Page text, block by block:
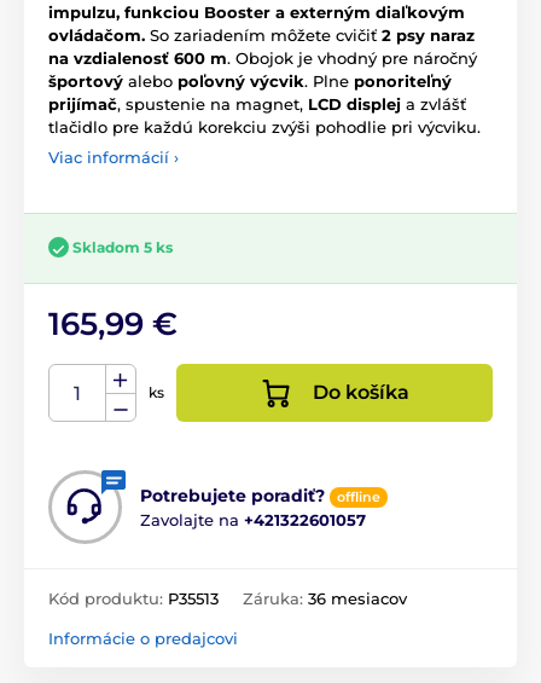
impulzu, funkciou Booster a externým diaľkovým
ovládačom. So zariadením môžete cvičiť 2 psy naraz
na vzdialenosť 600 m. Obojok je vhodný pre náročný
športový alebo poľovný výcvik. Plne ponoriteľný
prijímač, spustenie na magnet, LCD displej a zvlášť
tlačidlo pre každú korekciu zvýši pohodlie pri výcviku.
Viac informácií ›
Skladom 5 ks
165,99 €
ks Do košíka
Potrebujete poradiť? offline
Zavolajte na +421322601057
Kód produktu: P35513 Záruka: 36 mesiacov
Informácie o predajcovi